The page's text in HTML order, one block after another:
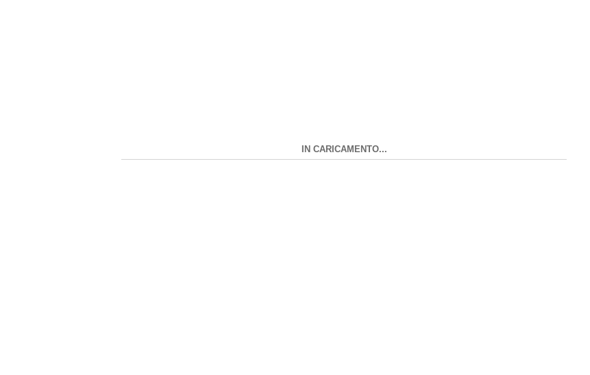
IN CARICAMENTO...